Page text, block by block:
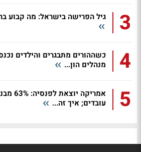
3 גיל הפרישה בישראל: מה קבוע
4
כשההורים מתבגרים והילדים
מנהלים הון...
5
עובדים; איך זה...